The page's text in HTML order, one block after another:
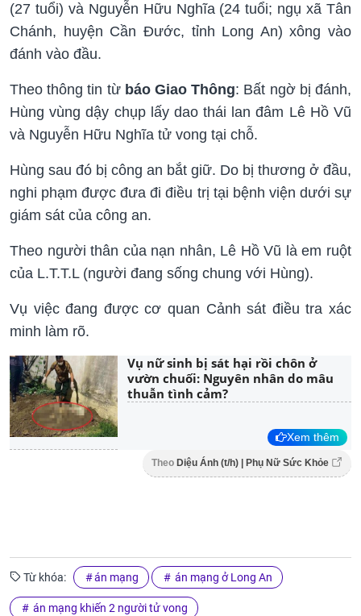
(27 tuổi) và Nguyễn Hữu Nghĩa (24 tuổi; ngụ xã Tân
Chánh, huyện Cần Đước, tỉnh Long An) xông vào
đánh vào đầu.
Theo thông tin từ báo Giao Thông: Bất ngờ bị đánh,
Hùng vùng dậy chụp lấy dao thái lan đâm Lê Hồ Vũ
và Nguyễn Hữu Nghĩa tử vong tại chỗ.
Hùng sau đó bị công an bắt giữ. Do bị thương ở đầu,
nghi phạm được đưa đi điều trị tại bệnh viện dưới sự
giám sát của công an.
Theo người thân của nạn nhân, Lê Hồ Vũ là em ruột
của L.T.T.L (người đang sống chung với Hùng).
Vụ việc đang được cơ quan Cảnh sát điều tra xác
minh làm rõ.
Vụ nữ sinh bị sát hại rồi chôn ở
vườn chuối: Nguyên nhân do mâu
thuẫn tình cảm?
Xem thêm
Theo Diệu Ánh (t/h) | Phụ Nữ Sức Khỏe
Từ khóa: án mạng án mạng ở Long An
án mạng khiến 2 người tử vong